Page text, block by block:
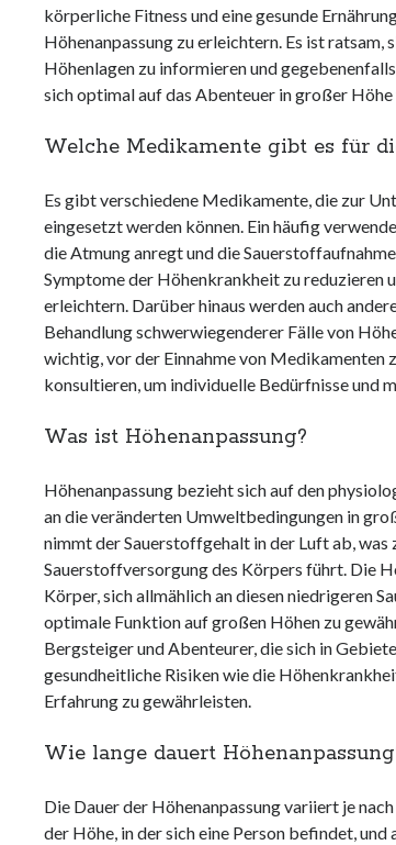
körperliche Fitness und eine gesunde
Höhenanpassung zu erleichtern. Es ist ratsam,
Höhenlagen zu informieren und
sich optimal auf das Abenteuer in großer
Welche Medikamente gibt es für
Es gibt verschiedene Medikamente, die zur
eingesetzt werden können. Ein häufig
die Atmung anregt und die
Symptome der Höhenkrankheit zu reduzieren
erleichtern. Darüber hinaus werden auch
Behandlung schwerwiegenderer Fälle von
wichtig, vor der Einnahme von Medikamenten
konsultieren, um individuelle Bedürfnisse und
Was ist Höhenanpassung?
Höhenanpassung bezieht sich auf den
an die veränderten Umweltbedingungen in
nimmt der Sauerstoffgehalt in der Luft ab, was
Sauerstoffversorgung des Körpers führt. Die
Körper, sich allmählich an diesen niedrigeren
optimale Funktion auf großen Höhen zu
Bergsteiger und Abenteurer, die sich in
gesundheitliche Risiken wie die
Erfahrung zu gewährleisten.
Wie lange dauert
Die Dauer der Höhenanpassung variiert je
der Höhe, in der sich eine Person befindet,